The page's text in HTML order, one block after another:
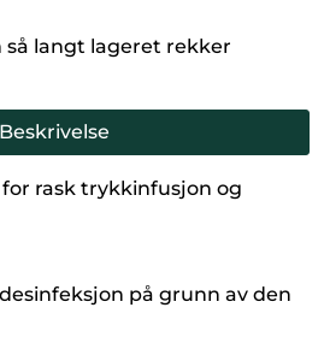
så langt lageret rekker
Beskrivelse
rask trykkinfusjon og
på grunn av den